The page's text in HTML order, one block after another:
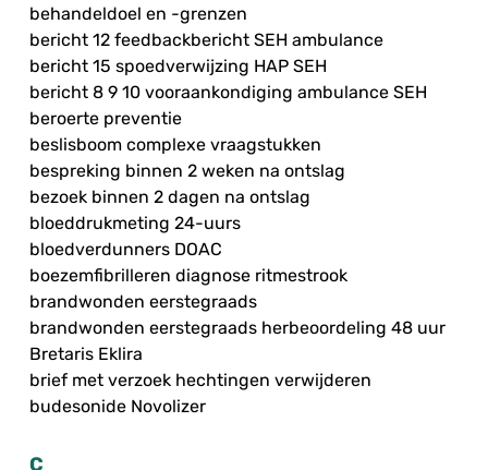
behandeldoel en -grenzen
bericht 12 feedbackbericht SEH ambulance
bericht 15 spoedverwijzing HAP SEH
bericht 8 9 10 vooraankondiging ambulance SEH
beroerte preventie
beslisboom complexe vraagstukken
bespreking binnen 2 weken na ontslag
bezoek binnen 2 dagen na ontslag
bloeddrukmeting 24-uurs
bloedverdunners DOAC
boezemfibrilleren diagnose ritmestrook
brandwonden eerstegraads
brandwonden eerstegraads herbeoordeling 48 uur
Bretaris Eklira
brief met verzoek hechtingen verwijderen
budesonide Novolizer
C